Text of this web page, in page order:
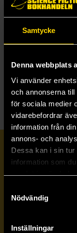
Samtycke
Denna webbplats
Vi använder
och annonserna
för sociala medier
vidarebefordrar
information från
annons- och
Dessa kan i sin tur
information som
samlat in när du
Nödvändig
Inställningar
Craig Jelley
329 kr
Beställ